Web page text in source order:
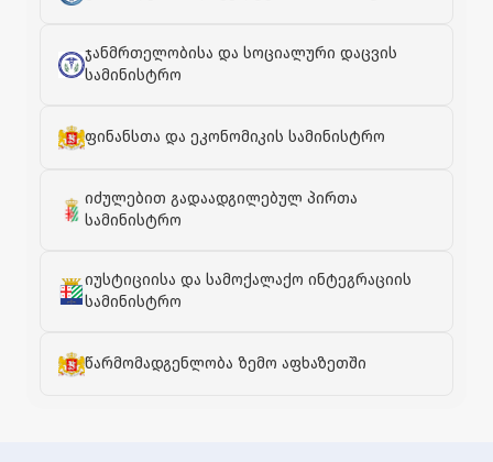
ჯანმრთელობისა და სოციალური დაცვის
სამინისტრო
ფინანსთა და ეკონომიკის სამინისტრო
იძულებით გადაადგილებულ პირთა
სამინისტრო
იუსტიციისა და სამოქალაქო ინტეგრაციის
სამინისტრო
წარმომადგენლობა ზემო აფხაზეთში